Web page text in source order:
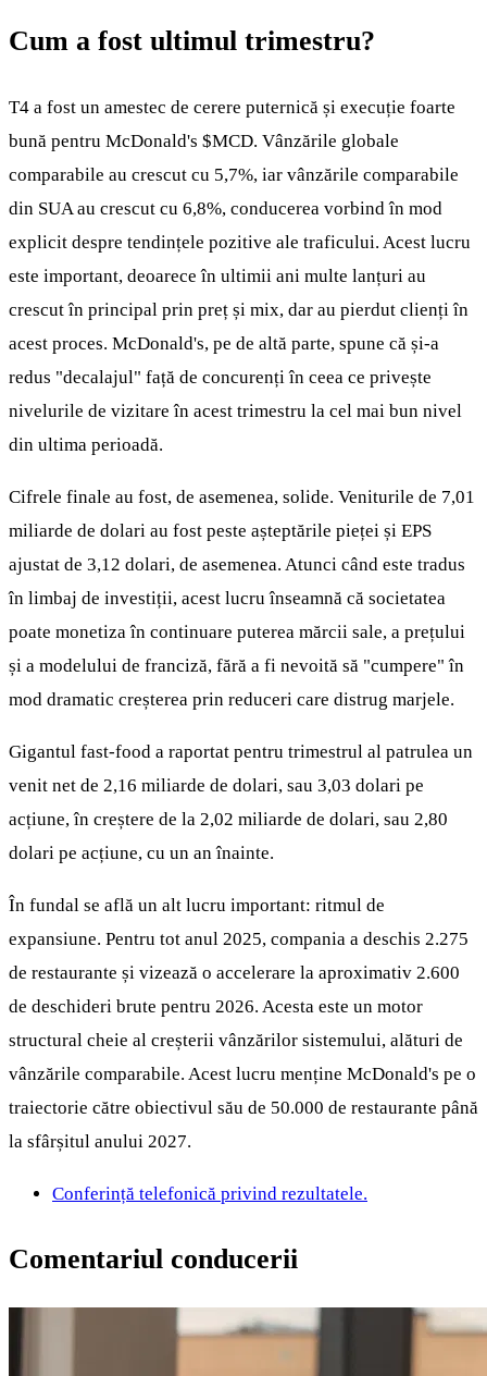
Cum a fost ultimul trimestru?
T4 a fost un amestec de cerere puternică și execuție foarte
bună pentru McDonald's $MCD. Vânzările globale
comparabile au crescut cu 5,7%, iar vânzările comparabile
din SUA au crescut cu 6,8%, conducerea vorbind în mod
explicit despre tendințele pozitive ale traficului. Acest lucru
este important, deoarece în ultimii ani multe lanțuri au
crescut în principal prin preț și mix, dar au pierdut clienți în
acest proces. McDonald's, pe de altă parte, spune că și-a
redus "decalajul" față de concurenți în ceea ce privește
nivelurile de vizitare în acest trimestru la cel mai bun nivel
din ultima perioadă.
Cifrele finale au fost, de asemenea, solide. Veniturile de 7,01
miliarde de dolari au fost peste așteptările pieței și EPS
ajustat de 3,12 dolari, de asemenea. Atunci când este tradus
în limbaj de investiții, acest lucru înseamnă că societatea
poate monetiza în continuare puterea mărcii sale, a prețului
și a modelului de franciză, fără a fi nevoită să "cumpere" în
mod dramatic creșterea prin reduceri care distrug marjele.
Gigantul fast-food a raportat pentru trimestrul al patrulea un
venit net de 2,16 miliarde de dolari, sau 3,03 dolari pe
acțiune, în creștere de la 2,02 miliarde de dolari, sau 2,80
dolari pe acțiune, cu un an înainte.
În fundal se află un alt lucru important: ritmul de
expansiune. Pentru tot anul 2025, compania a deschis 2.275
de restaurante și vizează o accelerare la aproximativ 2.600
de deschideri brute pentru 2026. Acesta este un motor
structural cheie al creșterii vânzărilor sistemului, alături de
vânzările comparabile. Acest lucru menține McDonald's pe o
traiectorie către obiectivul său de 50.000 de restaurante până
la sfârșitul anului 2027.
Conferință telefonică privind rezultatele.
Comentariul conducerii